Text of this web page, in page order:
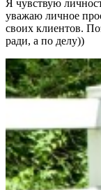
Я чувствую
уважаю личное
своих клиентов.
ради, а по делу))